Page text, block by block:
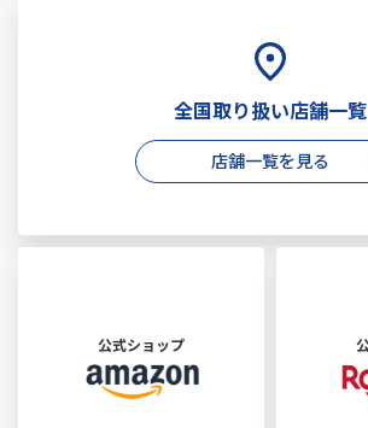
全国取り扱い店舗一覧
店舗一覧を見る
公式ショップ